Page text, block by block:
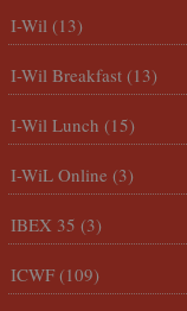
I-Wil (13)
I-Wil Breakfast (13)
I-Wil Lunch (15)
I-WiL Online (3)
IBEX 35 (3)
ICWF (109)